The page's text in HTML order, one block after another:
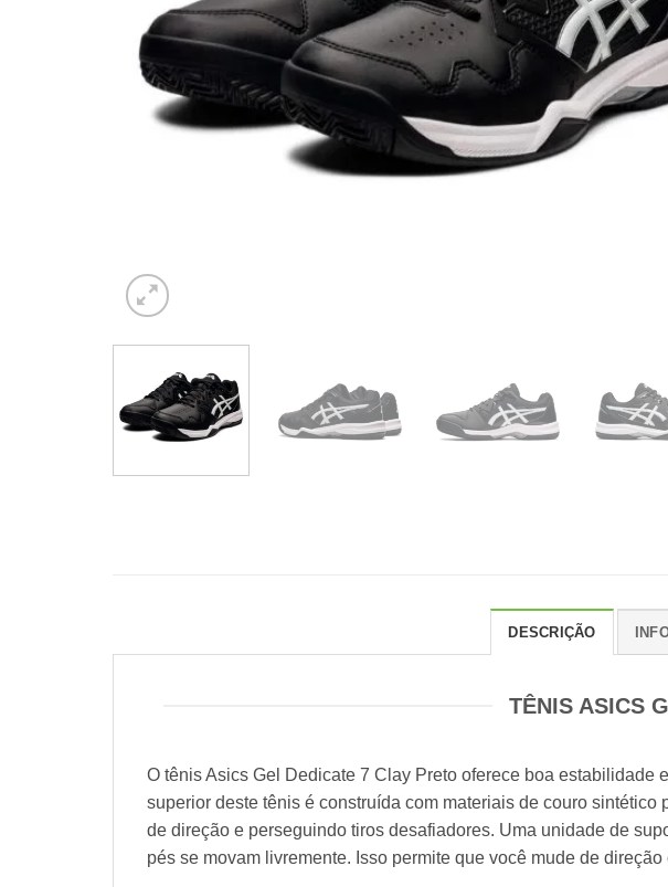
DESCRIÇÃO
TÊNIS ASICS
O tênis Asics Gel Dedicate 7 Clay Preto oferece boa estabilidade
superior deste tênis é construída com materiais de couro
de direção e perseguindo tiros desafiadores. Uma unidade de
pés se movam livremente. Isso permite que você mude de